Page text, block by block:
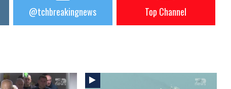
@tchbreakingnews Top Channel